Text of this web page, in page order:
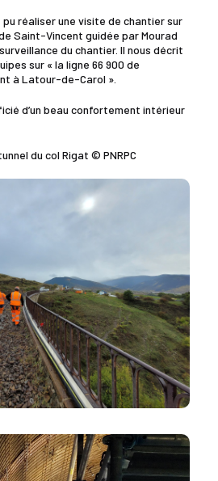
réaliser une visite de chantier sur
Saint-Vincent guidée par Mourad
du chantier. Il nous décrit
sur « la ligne 66 900 de
à Latour-de-Carol ».
d’un beau confortement intérieur
du col Rigat © PNRPC